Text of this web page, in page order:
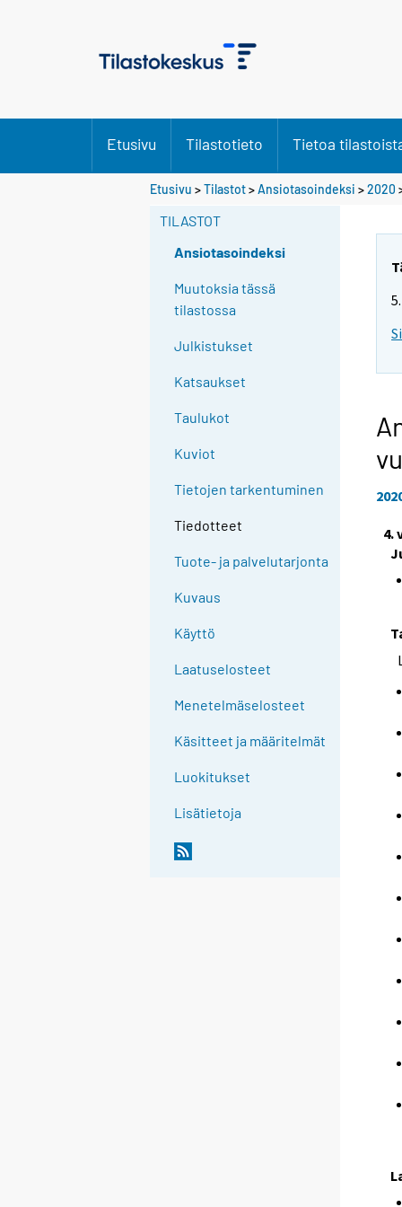
Etusivu Tilastotieto Tietoa
Etusivu >Tilastot>Ansiotasoindeksi >2020
TILASTOT
Ansiotasoindeksi
Muutoksia tässä
tilastossa
Julkistukset
Katsaukset
Taulukot
Kuviot
Tietojen tarkentuminen
Tiedotteet
Tuote- ja palvelutarjonta
Kuvaus
Käyttö
Laatuselosteet
Menetelmäselosteet
Käsitteet ja määritelmät
Luokitukset
Lisätietoja
4.